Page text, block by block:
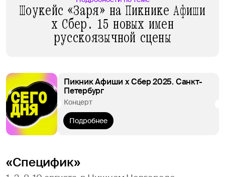
Шоукейс «Заря» на Пикнике Афиши
x Сбер. 15 новых имен
русскоязычной сцены
Пикник Афиши x Сбер 2025. Санкт-
Петербург
Концерт
Подробнее
«Специфик»